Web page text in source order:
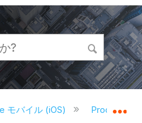
を展開/折りたたむ
モバイル (iOS) Procore